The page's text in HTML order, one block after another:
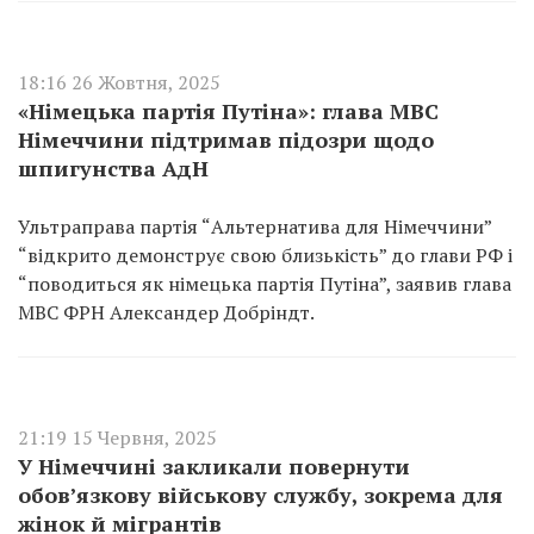
18:16 26 Жовтня, 2025
«Німецька партія Путіна»: глава МВС
Німеччини підтримав підозри щодо
шпигунства АдН
Ультраправа партія “Альтернатива для Німеччини”
“відкрито демонструє свою близькість” до глави РФ і
“поводиться як німецька партія Путіна”, заявив глава
МВС ФРН Александер Добріндт.
21:19 15 Червня, 2025
У Німеччині закликали повернути
обовʼязкову військову службу, зокрема для
жінок й мігрантів